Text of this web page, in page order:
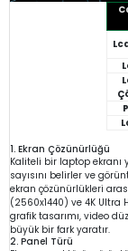
1. Ekran Çözünürlüğü
Kaliteli bir laptop ekranı
sayısını belirler ve
ekran çözünürlükleri
(2560x1440) ve 4K Ultra
grafik tasarımı, video
büyük bir fark yaratır.
2. Panel Türü